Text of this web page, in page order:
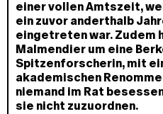
einer vollen Amtszeit,
ein zuvor anderthalb
eingetreten war. Zudem
Malmendier um eine
Spitzenforscherin, mit
akademischen
niemand im Rat
sie nicht zuzuordnen.